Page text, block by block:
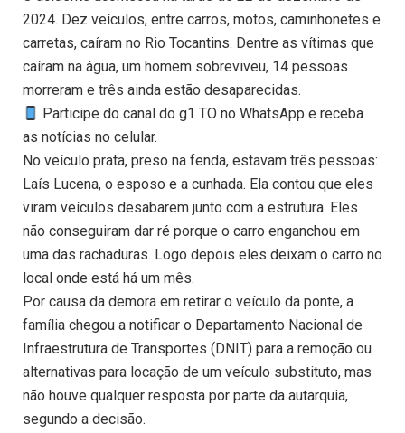
2024. Dez veículos, entre carros, motos, caminhonetes e
carretas, caíram no Rio Tocantins. Dentre as vítimas que
caíram na água, um homem sobreviveu, 14 pessoas
morreram e três ainda estão desaparecidas.
Participe do canal do g1 TO no WhatsApp e receba
as notícias no celular.
No veículo prata, preso na fenda, estavam três pessoas:
Laís Lucena, o esposo e a cunhada. Ela contou que eles
viram veículos desabarem junto com a estrutura. Eles
não conseguiram dar ré porque o carro enganchou em
uma das rachaduras. Logo depois eles deixam o carro no
local onde está há um mês.
Por causa da demora em retirar o veículo da ponte, a
família chegou a notificar o Departamento Nacional de
Infraestrutura de Transportes (DNIT) para a remoção ou
alternativas para locação de um veículo substituto, mas
não houve qualquer resposta por parte da autarquia,
segundo a decisão.